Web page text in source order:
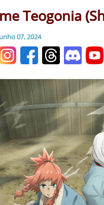
Teogonia
07, 2024